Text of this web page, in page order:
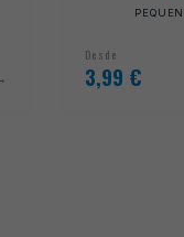
Desde
3,99 €